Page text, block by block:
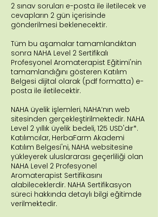
2 sınav soruları e-posta ile iletilecek ve
cevapların 2 gün içerisinde
gönderilmesi beklenecektir.
Tüm bu aşamalar tamamlandıktan
sonra NAHA Level 2 Sertifikalı
Profesyonel Aromaterapist Eğitimi'nin
tamamlandığını gösteren Katılım
Belgesi dijital olarak (pdf formatta) e-
posta ile iletilecektir.
NAHA üyelik işlemleri, NAHA’nın web
sitesinden gerçekleştirilmektedir. NAHA
Level 2 yıllık üyelik bedeli, 125 USD'dır*.
Katılımcılar, HerbaFarm Akademi
Katılım Belgesi'ni, NAHA websitesine
yükleyerek uluslararası geçerliliği olan
NAHA Level 2 Profesyonel
Aromaterapist Sertifikasını
alabileceklerdir. NAHA Sertifikasyon
süreci hakkında detaylı bilgi eğitimde
verilmektedir.